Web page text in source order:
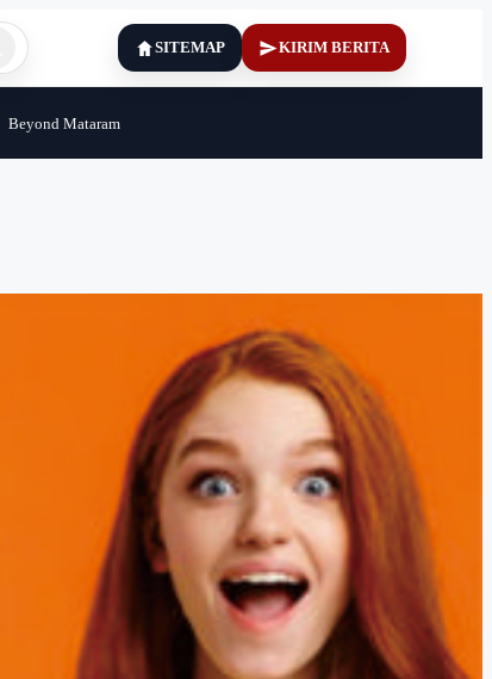
SITEMAP KIRIM BERITA
Beyond Mataram